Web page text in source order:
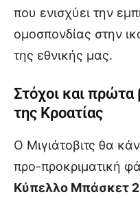
που ενισχύει την
ομοσπονδίας στην
της εθνικής μας.
Στόχοι και
της Κροατίας
Ο Μιγιάτοβιτς θα
προ-προκριματική
Κύπελλο Μπάσκετ